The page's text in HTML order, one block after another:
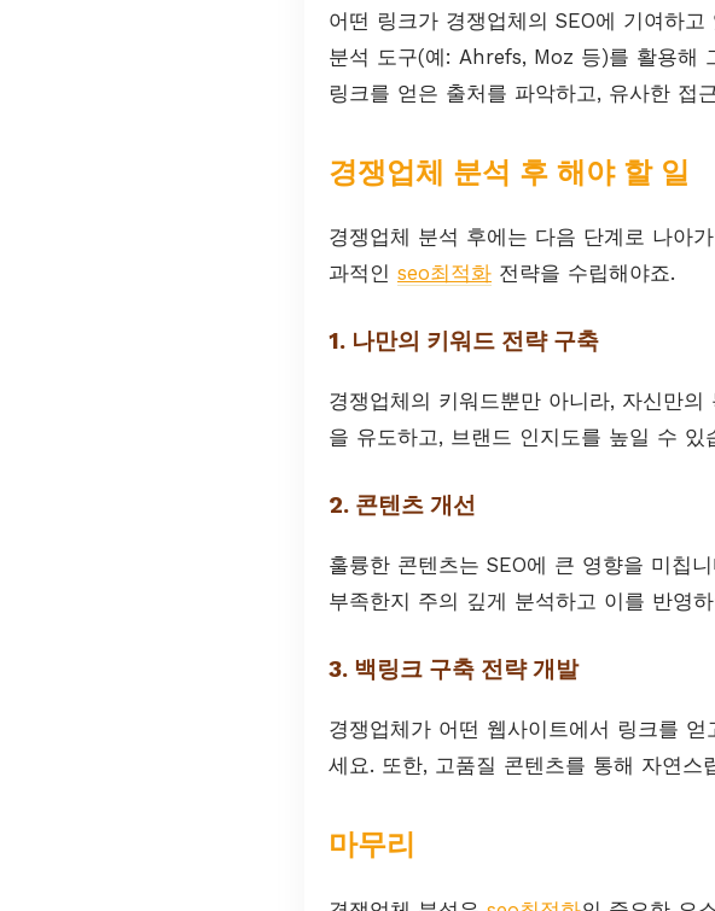
어떤 링크가 경쟁업체의 SEO에 기여하
분석 도구(예: Ahrefs, Moz 등)를 활용해
링크를 얻은 출처를 파악하고, 유사한 접
경쟁업체 분석 후 해야 할 일
경쟁업체 분석 후에는 다음 단계로 나아
과적인 seo최적화 전략을 수립해야죠.
1. 나만의 키워드 전략 구축
경쟁업체의 키워드뿐만 아니라, 자신만
을 유도하고, 브랜드 인지도를 높일 수 있
2. 콘텐츠 개선
훌륭한 콘텐츠는 SEO에 큰 영향을 미칩
부족한지 주의 깊게 분석하고 이를 반영
3. 백링크 구축 전략 개발
경쟁업체가 어떤 웹사이트에서 링크를
세요. 또한, 고품질 콘텐츠를 통해 자연
마무리